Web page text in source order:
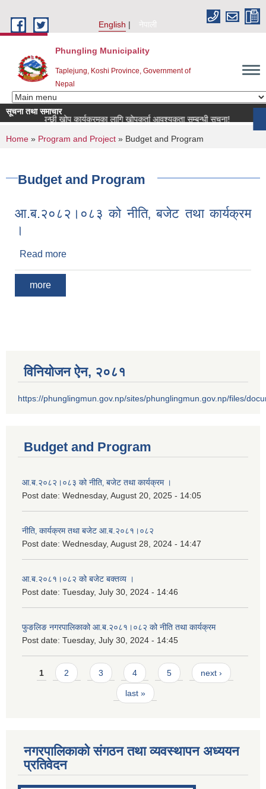
English
नेपाली
Phungling Municipality
Taplejung, Koshi Province, Government of
Nepal
सूचना तथा समाचार
पशुपन्छी खोप कार्यक्रमका लागि खोपकर्ता आवश्यकता सम्बन्धी सूचना!
You are here
Home » Program and Project » Budget and Program
Budget and Program
आ.ब.२०८२।०८३ को नीति‚ बजेट तथा कार्यक्रम
।
Read more
more
विनियोजन ऐन‚ २०८१
https://phunglingmun.gov.np/sites/phunglingmun.gov.np/files/
Budget and Program
आ.ब.२०८२।०८३ को नीति‚ बजेट तथा कार्यक्रम ।
Post date: Wednesday, August 20, 2025 - 14:05
नीति‚ कार्यक्रम तथा बजेट आ.ब.२०८१।०८२
Post date: Wednesday, August 28, 2024 - 14:47
आ.ब.२०८१।०८२ को बजेट बक्तव्य ।
Post date: Tuesday, July 30, 2024 - 14:46
फुङलिङ नगरपालिकाको आ.ब.२०८१।०८२ को नीति तथा कार्यक्रम
Post date: Tuesday, July 30, 2024 - 14:45
Pages
1 2 3 4 5 next ›
last »
नगरपालिकाको संगठन तथा व्यवस्थापन अध्ययन
प्रतिवेदन